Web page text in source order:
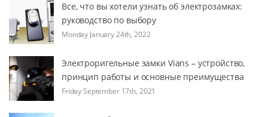
Все, что вы хотели узнать об электрозамках:
руководство по выбору
Monday January 24th, 2022
Электроригельные замки Vians – устройство,
принцип работы и основные преимущества
Friday September 17th, 2021